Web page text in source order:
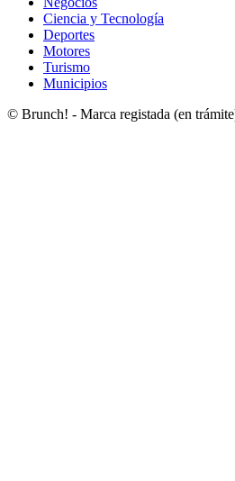
Ciencia y Tecnología
Deportes
Motores
Turismo
Municipios
© Brunch! - Marca registada (en